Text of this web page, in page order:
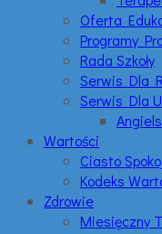
Oferta
Programy
Rada Szkoły
Serwis Dla
Serwis Dla
Wartości
Ciasto
Kodeks
Zdrowie
Miesięczny